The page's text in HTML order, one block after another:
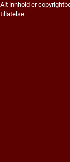
Alt innhold er
tillatelse.